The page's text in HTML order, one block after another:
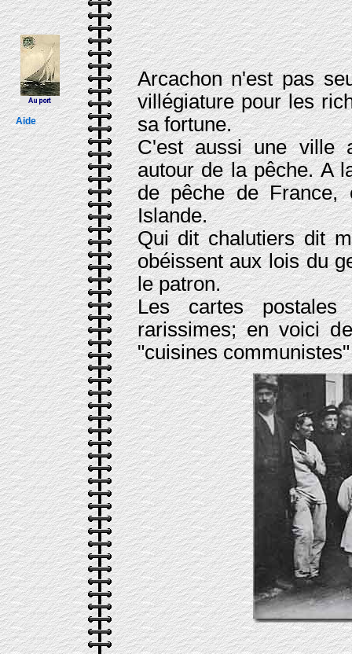
Aide
Arcachon n'est pas
villégiature pour les
sa fortune.
C'est aussi une ville
autour de la pêche. A
de pêche de France,
Islande.
Qui dit chalutiers dit
obéissent aux lois du
le patron.
Les cartes postales
rarissimes; en voici
"cuisines